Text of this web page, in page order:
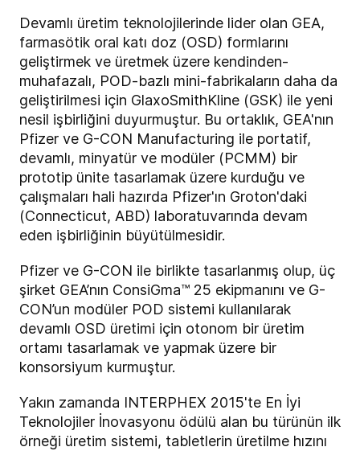
Devamlı üretim teknolojilerinde lider olan GEA,
farmasötik oral katı doz (OSD) formlarını
geliştirmek ve üretmek üzere kendinden-
muhafazalı, POD-bazlı mini-fabrikaların daha da
geliştirilmesi için GlaxoSmithKline (GSK) ile yeni
nesil işbirliğini duyurmuştur. Bu ortaklık, GEA'nın
Pfizer ve G-CON Manufacturing ile portatif,
devamlı, minyatür ve modüler (PCMM) bir
prototip ünite tasarlamak üzere kurduğu ve
çalışmaları hali hazırda Pfizer'ın Groton'daki
(Connecticut, ABD) laboratuvarında devam
eden işbirliğinin büyütülmesidir.
Pfizer ve G-CON ile birlikte tasarlanmış olup, üç
şirket GEA’nın ConsiGma™ 25 ekipmanını ve G-
CON’un modüler POD sistemi kullanılarak
devamlı OSD üretimi için otonom bir üretim
ortamı tasarlamak ve yapmak üzere bir
konsorsiyum kurmuştur.
Yakın zamanda INTERPHEX 2015'te En İyi
Teknolojiler İnovasyonu ödülü alan bu türünün ilk
örneği üretim sistemi, tabletlerin üretilme hızını